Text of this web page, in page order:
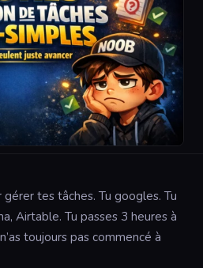
tes tâches. Tu googles. Tu
Airtable. Tu passes 3 heures à
toujours pas commencé à